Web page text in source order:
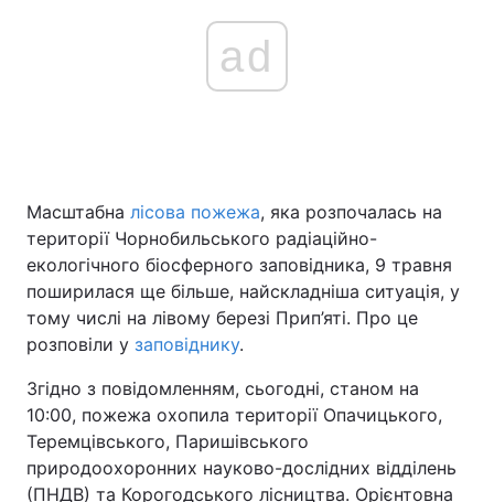
ad
Масштабна лісова пожежа, яка розпочалась на
території Чорнобильського радіаційно-
екологічного біосферного заповідника, 9 травня
поширилася ще більше, найскладніша ситуація, у
тому числі на лівому березі Прип’яті. Про це
розповіли у заповіднику.
Згідно з повідомленням, сьогодні, станом на
10:00, пожежа охопила території Опачицького,
Теремцівського, Паришівського
природоохоронних науково-дослідних відділень
(ПНДВ) та Корогодського лісництва. Орієнтовна